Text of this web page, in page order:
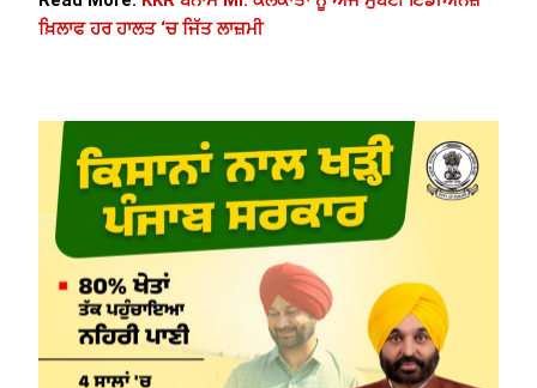
ਖ਼ਿਲਾਫ ਹਰ ਹਾਲਤ ‘ਚ ਜਿੱਤ ਲਾਜ਼ਮੀ